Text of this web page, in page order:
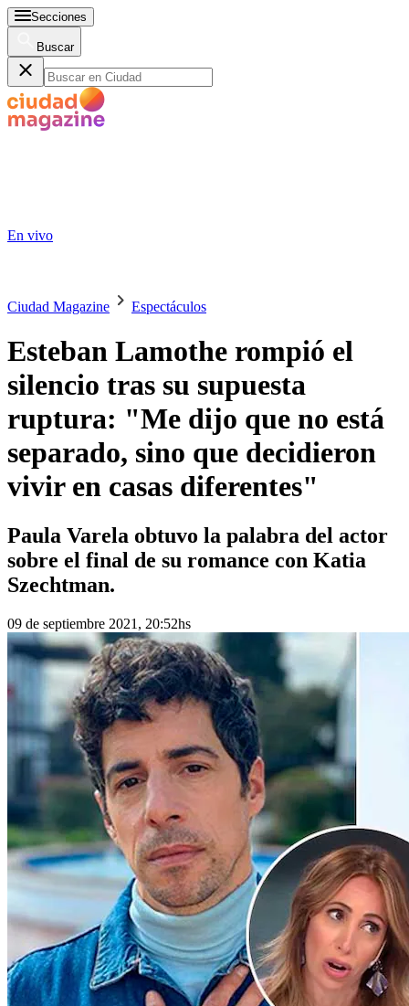
Secciones
Buscar
En vivo
Ciudad Magazine Espectáculos
Esteban Lamothe rompió el
silencio tras su supuesta
ruptura: "Me dijo que no está
separado, sino que decidieron
vivir en casas diferentes"
Paula Varela obtuvo la palabra del actor
sobre el final de su romance con Katia
Szechtman.
09 de septiembre 2021, 20:52hs